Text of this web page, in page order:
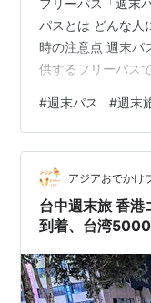
フリーパス「週末
パスとは どんな人
時の注意点 週末パ
供するフリーパス
南東北エリアで使
にも乗車可能です
えきねっとや指定
きます。 どんな人
に旅行したい」「
という人に…
#週末パス #週末
アジアおでかけ
台中週末旅 香
到着、台湾5000